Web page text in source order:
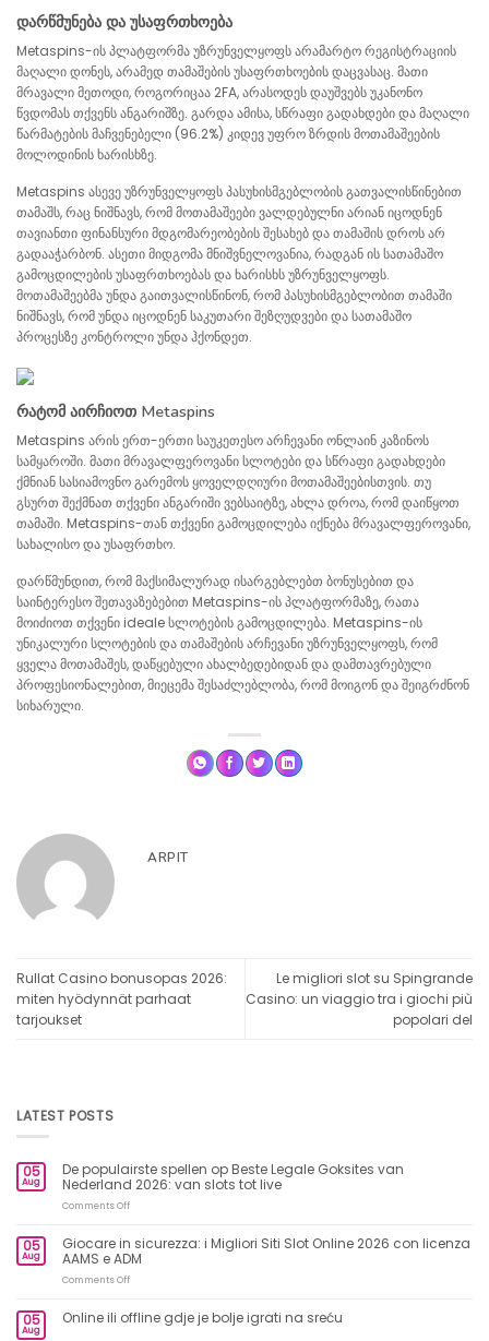
დარწმუნება და უსაფრთხოება
Metaspins-ის პლატფორმა უზრუნველყოფს არამარტო რეგისტრაციის
მაღალი დონეს, არამედ თამაშების უსაფრთხოების დაცვასაც. მათი
მრავალი მეთოდი, როგორიცაა 2FA, არასოდეს დაუშვებს უკანონო
წვდომას თქვენს ანგარიშზე. გარდა ამისა, სწრაფი გადახდები და მაღალი
წარმატების მაჩვენებელი (96.2%) კიდევ უფრო ზრდის მოთამაშეების
მოლოდინის ხარისხზე.
Metaspins ასევე უზრუნველყოფს პასუხისმგებლობის გათვალისწინებით
თამაშს, რაც ნიშნავს, რომ მოთამაშეები ვალდებულნი არიან იცოდნენ
თავიანთი ფინანსური მდგომარეობების შესახებ და თამაშის დროს არ
გადააჭარბონ. ასეთი მიდგომა მნიშვნელოვანია, რადგან ის სათამაშო
გამოცდილების უსაფრთხოებას და ხარისხს უზრუნველყოფს.
მოთამაშეებმა უნდა გაითვალისწინონ, რომ პასუხისმგებლობით თამაში
ნიშნავს, რომ უნდა იცოდნენ საკუთარი შეზღუდვები და სათამაშო
პროცესზე კონტროლი უნდა ჰქონდეთ.
რატომ აირჩიოთ Metaspins
Metaspins არის ერთ-ერთი საუკეთესო არჩევანი ონლაინ კაზინოს
სამყაროში. მათი მრავალფეროვანი სლოტები და სწრაფი გადახდები
ქმნიან სასიამოვნო გარემოს ყოველდღიური მოთამაშეებისთვის. თუ
გსურთ შექმნათ თქვენი ანგარიში ვებსაიტზე, ახლა დროა, რომ დაიწყოთ
თამაში. Metaspins-თან თქვენი გამოცდილება იქნება მრავალფეროვანი,
სახალისო და უსაფრთხო.
დარწმუნდით, რომ მაქსიმალურად ისარგებლებთ ბონუსებით და
საინტერესო შეთავაზებებით Metaspins-ის პლატფორმაზე, რათა
მოიძიოთ თქვენი ideale სლოტების გამოცდილება. Metaspins-ის
უნიკალური სლოტების და თამაშების არჩევანი უზრუნველყოფს, რომ
ყველა მოთამაშეს, დაწყებული ახალბედებიდან და დამთავრებული
პროფესიონალებით, მიეცემა შესაძლებლობა, რომ მოიგონ და შეიგრძნონ
სიხარული.
ARPIT
Rullat Casino bonusopas 2026:
miten hyödynnät parhaat
tarjoukset
Le migliori slot su Spingrande
Casino: un viaggio tra i giochi più
popolari del
LATEST POSTS
05
Aug
De populairste spellen op Beste Legale Goksites van
Nederland 2026: van slots tot live
Comments Offon
spellen
op
Beste
van
05
Aug
Giocare in sicurezza: i Migliori Siti Slot Online 2026 con licenza
AAMS e ADM
Comments Offon
sicurezza:
05
Aug
Online ili offline gdje je bolje igrati na sreću